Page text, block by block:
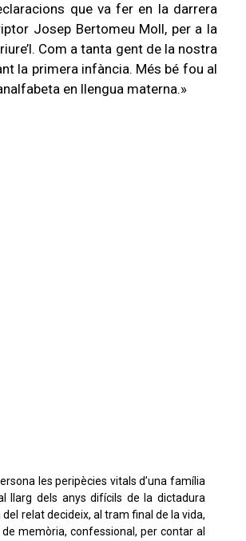
que va fer en la darrera
Josep Bertomeu Moll, per a la
Com a tanta gent de la nostra
la primera infància. Més bé fou al
en llengua materna.»
les peripècies vitals d’una família
llarg dels anys difícils de la dictadura
relat decideix, al tram final de la vida,
memòria, confessional, per contar al